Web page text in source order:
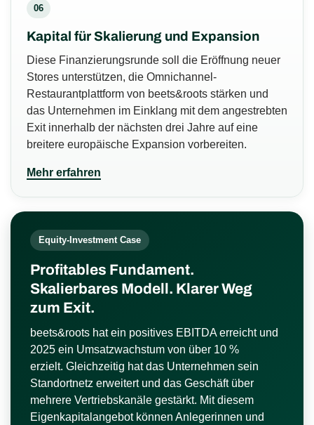
06
Kapital für Skalierung und Expansion
Diese Finanzierungsrunde soll die Eröffnung neuer
Stores unterstützen, die Omnichannel-
Restaurantplattform von beets&roots stärken und
das Unternehmen im Einklang mit dem angestrebten
Exit innerhalb der nächsten drei Jahre auf eine
breitere europäische Expansion vorbereiten.
Mehr erfahren
Equity-Investment Case
Profitables Fundament.
Skalierbares Modell. Klarer Weg
zum Exit.
beets&roots hat ein positives EBITDA erreicht und
2025 ein Umsatzwachstum von über 10 %
erzielt. Gleichzeitig hat das Unternehmen sein
Standortnetz erweitert und das Geschäft über
mehrere Vertriebskanäle gestärkt. Mit diesem
Eigenkapitalangebot können Anlegerinnen und